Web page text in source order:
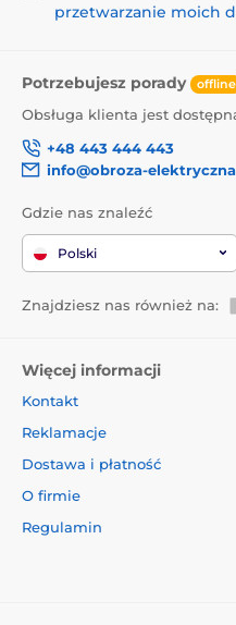
przetwarzanie moich
Potrzebujesz porady offline
Obsługa klienta jest
+48 443 444 443
info@obroza-
Gdzie nas znaleźć
Polski
Znajdziesz nas również na:
Więcej informacji
Kontakt
Reklamacje
Dostawa i płatność
O firmie
Regulamin